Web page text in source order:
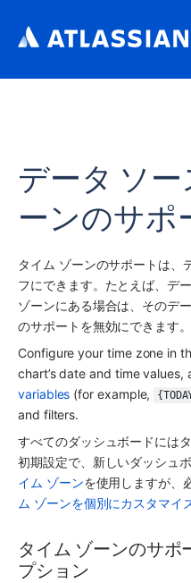
データ ソ
ーンのサポ
タイム ゾーンのサポートは、
フにできます。たとえば、デ
ゾーンにある場合は、そのデ
のサポートを無効にできます。
Configure your time zone in
chart’s date and time values,
variables (for example,
and filters.
すべてのダッシュボードには
初期設定で、新しいダッシュ
イム ゾーンを使用しますが、
ム ゾーンを個別にカスタマイ
タイム ゾーンのサポ
プション